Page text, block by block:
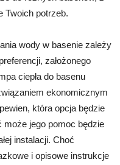
Twoich potrzeb.
wody w basenie zależy
założonego
ciepła do basenu
ekonomicznym
która opcja będzie
może jego pomoc będzie
instalacji. Choć
i opisowe instrukcje